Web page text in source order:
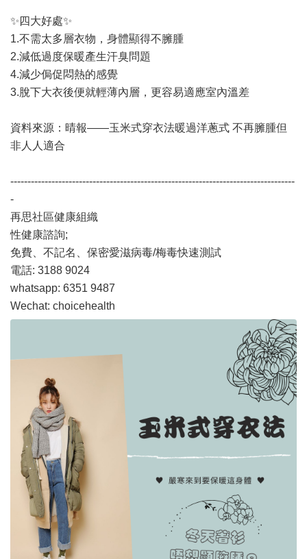
✨四大好處✨
1.不需太多層衣物，身體顯得不臃腫
2.減低過度保暖產生汗臭問題
4.減少侷促悶熱的感覺
3.脫下大衣後便就輕薄內層，更容易適應室內溫差
資料來源：晴報——玉米式穿衣法暖過洋蔥式 不再臃腫但
非人人適合
-----------------------------------------------------------------------------------
-
再思社區健康組織
性健康諮詢;
免費、不記名、保密愛滋病毒/梅毒快速測試
電話: 3188 9024
whatsapp: 6351 9487
Wechat: choicehealth